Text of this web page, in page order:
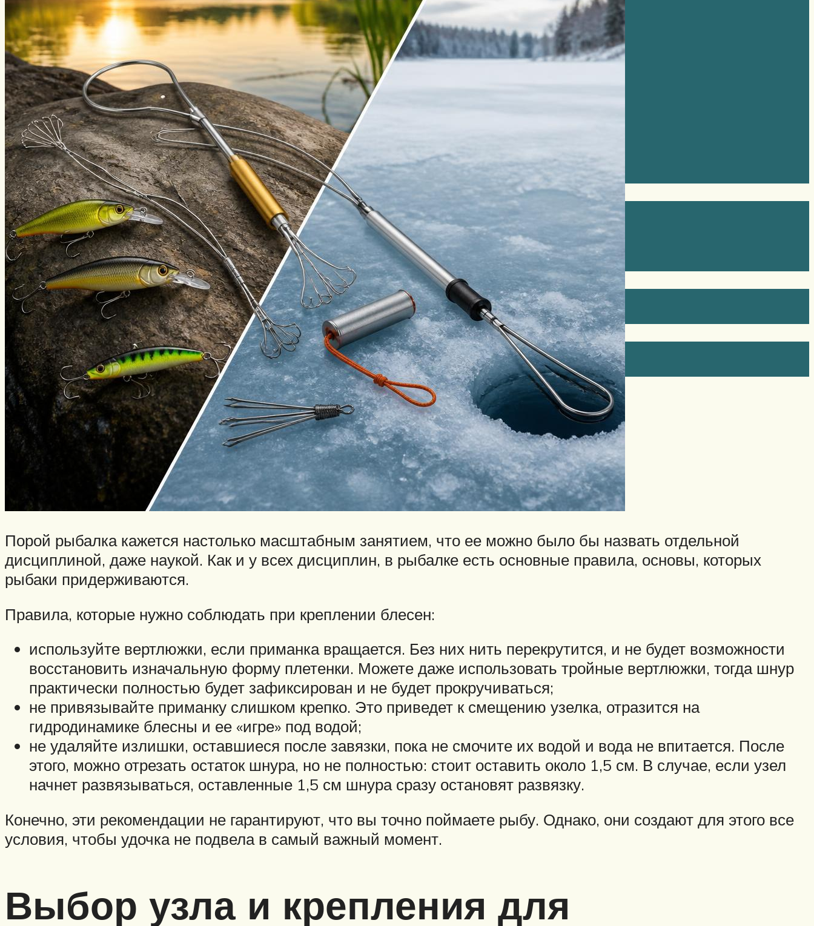
Угорь
Уклейка
Фидер
Форель
Хариус
Чавыча
Чехонь
Щука
Стерлядь
Семга
Снасти
Спиннинг
Блесна
Воблеры
Поплавок
Виды ловли
Зимняя рыбалка
Нахлыст
Снаряжение
Эхолоты
Лодки и моторы
Узлы
Рецепты
Разное
Порой рыбалка кажется настолько масштабным занятием, что ее можно было бы назвать отдельной
дисциплиной, даже наукой. Как и у всех дисциплин, в рыбалке есть основные правила, основы, которых
рыбаки придерживаются.
Правила, которые нужно соблюдать при креплении блесен:
используйте вертлюжки, если приманка вращается. Без них нить перекрутится, и не будет возможности
восстановить изначальную форму плетенки. Можете даже использовать тройные вертлюжки, тогда шнур
практически полностью будет зафиксирован и не будет прокручиваться;
не привязывайте приманку слишком крепко. Это приведет к смещению узелка, отразится на
гидродинамике блесны и ее «игре» под водой;
не удаляйте излишки, оставшиеся после завязки, пока не смочите их водой и вода не впитается. После
этого, можно отрезать остаток шнура, но не полностью: стоит оставить около 1,5 см. В случае, если узел
начнет развязываться, оставленные 1,5 см шнура сразу остановят развязку.
Конечно, эти рекомендации не гарантируют, что вы точно поймаете рыбу. Однако, они создают для этого все
условия, чтобы удочка не подвела в самый важный момент.
Выбор узла и крепления для